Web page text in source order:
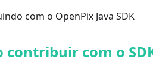
com o OpenPix Java SDK
contribuir com o